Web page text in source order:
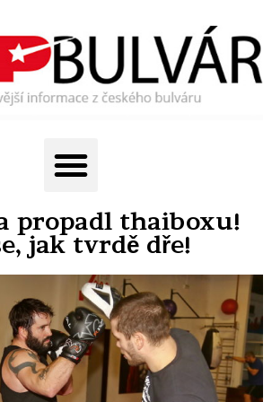
propadl thaiboxu!
jak tvrdě dře!